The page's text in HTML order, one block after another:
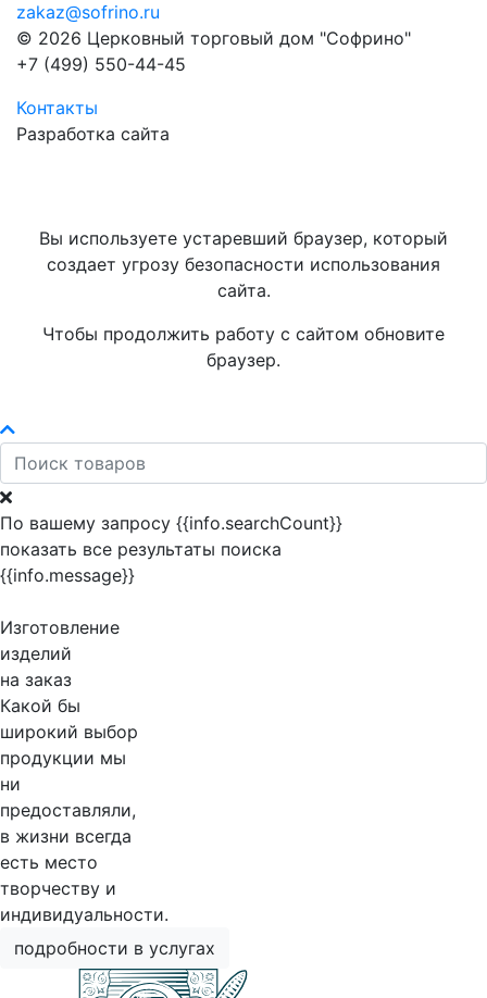
zakaz@sofrino.ru
© 2026 Церковный торговый дом "Софрино"
+7 (499) 550-44-45
Контакты
Разработка сайта
Вы используете устаревший браузер, который
создает угрозу безопасности использования
сайта.
Чтобы продолжить работу с сайтом обновите
браузер.
По вашему запросу {{info.searchCount}}
показать все результаты поиска
{{info.message}}
Изготовление
изделий
на заказ
Какой бы
широкий выбор
продукции мы
ни
предоставляли,
в жизни всегда
есть место
творчеству и
индивидуальности.
подробности в услугах